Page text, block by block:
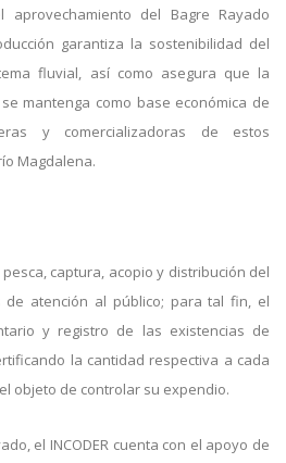
del Bagre Rayado
garantiza la sostenibilidad del
fluvial, así como asegura que la
mantenga como base económica de
y comercializadoras de estos
Magdalena.
captura, acopio y distribución del
de atención al público; para tal fin, el
y registro de las existencias de
la cantidad respectiva a cada
objeto de controlar su expendio.
el INCODER cuenta con el apoyo de